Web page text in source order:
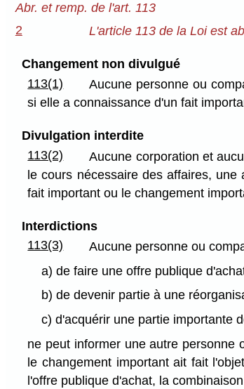
Abr. et remp. de l'art. 113
2
L'article 113 de la Loi est
Changement non divulgué
113(1)
Aucune personne ou
si elle a connaissance d'un fait
Divulgation interdite
113(2)
Aucune corporation et
le cours nécessaire des affaires,
fait important ou le changement
Interdictions
113(3)
Aucune personne ou
a) de faire une offre publique
b) de devenir partie à une
c) d'acquérir une partie importante
ne peut informer une autre personne
le changement important ait fait
l'offre publique d'achat, la